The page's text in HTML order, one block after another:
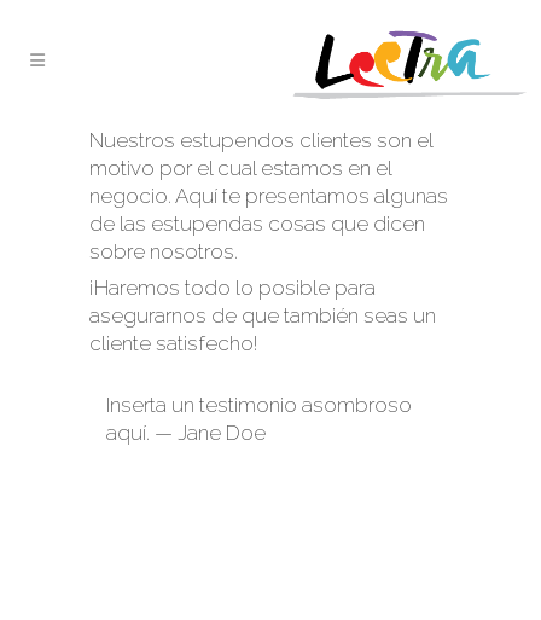
Nuestros estupendos clientes son el
motivo por el cual estamos en el
negocio. Aquí te presentamos algunas
de las estupendas cosas que dicen
sobre nosotros.
¡Haremos todo lo posible para
asegurarnos de que también seas un
cliente satisfecho!
Inserta un testimonio asombroso
aquí. — Jane Doe